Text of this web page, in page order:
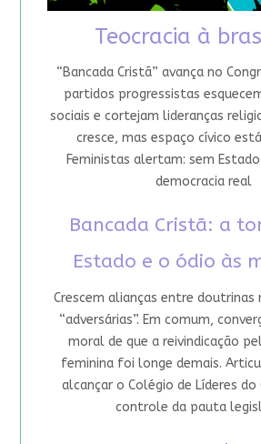
Teocracia à
“Bancada Cristã” avança no
partidos progressistas
sociais e cortejam lideranças
cresce, mas espaço cívico
Feministas alertam: sem
democracia real
Bancada Cristã: a
Estado e o ódio às
Crescem alianças entre doutrinas
“adversárias”. Em comum,
moral de que a reivindicação
feminina foi longe demais.
alcançar o Colégio de Líderes do
controle da pauta